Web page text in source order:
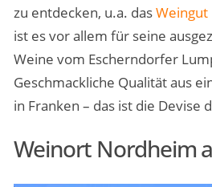
zu entdecken, u.a. dasWeingut
ist es vor allem für seine
Weine vom Escherndorfer
Geschmackliche Qualität aus
in Franken – das ist die Devise
Weinort Nordheim